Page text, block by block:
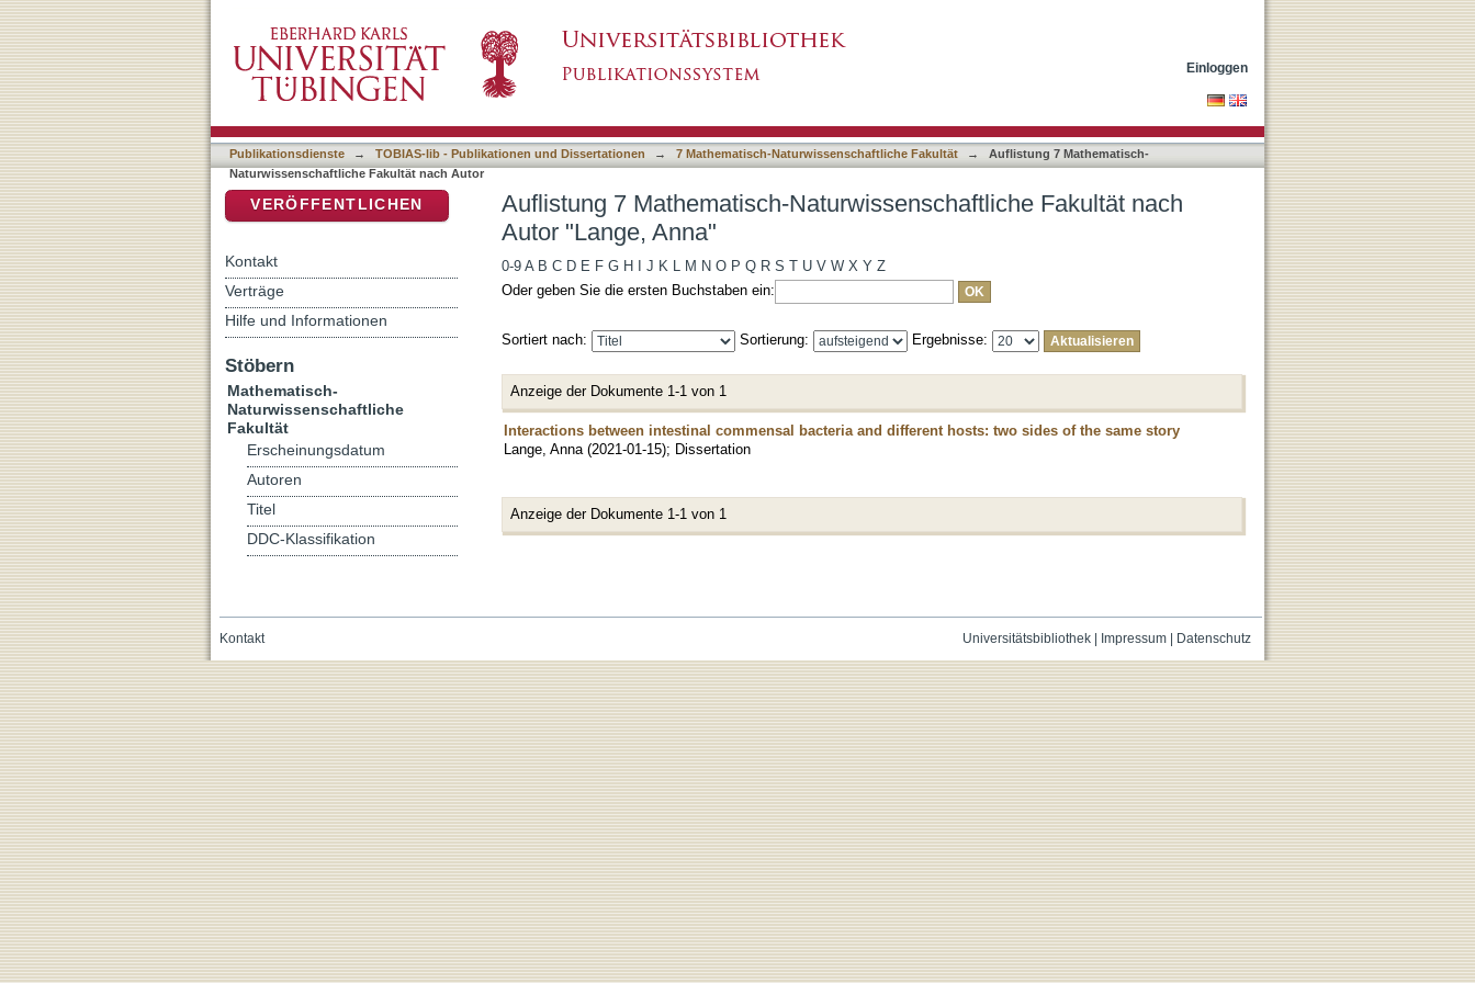
Einloggen
Publikationsdienste → TOBIAS-lib - Publikationen und Dissertationen → 7 Mathematisch-Naturwissenschaftliche Fakultät →
Auflistung 7 Mathematisch-
Naturwissenschaftliche Fakultät nach Autor
Auflistung 7 Mathematisch-Naturwissenschaftliche Fakultät nach
Autor "Lange, Anna"
0-9 A B C D E F G H J K L M N O P Q R S T U V W X Y Z
Oder geben Sie die ersten Buchstaben ein:
Sortiert nach: Sortierung: Ergebnisse:
Anzeige der Dokumente 1-1 von 1
Interactions between intestinal commensal bacteria and different hosts: two sides of the same story
Lange, Anna (2021-01-15); Dissertation
Anzeige der Dokumente 1-1 von 1
VERÖFFENTLICHEN
Kontakt
Verträge
Hilfe und Informationen
Stöbern
Mathematisch-
Naturwissenschaftliche
Fakultät
Erscheinungsdatum
Autoren
Titel
DDC-Klassifikation
Universitätsbibliothek| Impressum| Datenschutz
Kontakt